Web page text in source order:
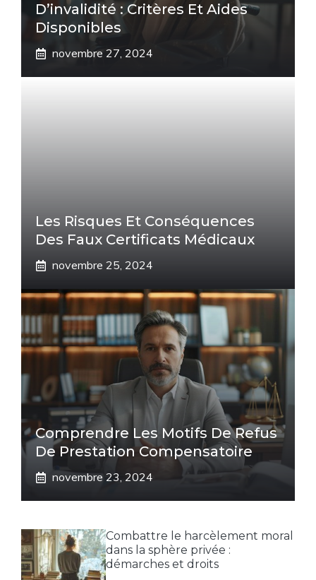
D’invalidité : Critères Et Aides
Disponibles
novembre 27, 2024
Les Risques Et Conséquences
Des Faux Certificats Médicaux
novembre 25, 2024
Comprendre Les Motifs De Refus
De Prestation Compensatoire
novembre 23, 2024
Combattre le harcèlement moral
dans la sphère privée :
démarches et droits